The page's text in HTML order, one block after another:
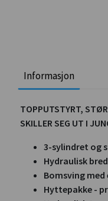
Informasjon
TOPPUTSTYRT,
SKILLER SEG UT I
3-sylindret og
Hydraulisk
Bomsving
Hyttepakke -